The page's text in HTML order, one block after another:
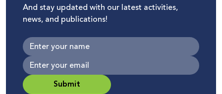
And stay updated with our latest activities,
news, and publications!
Submit